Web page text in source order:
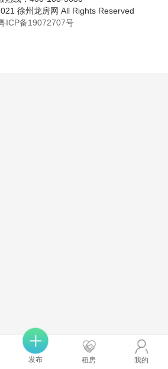
发布 租房 我的
徐州龙房网 All Rights Reserved
ICP备19072707号